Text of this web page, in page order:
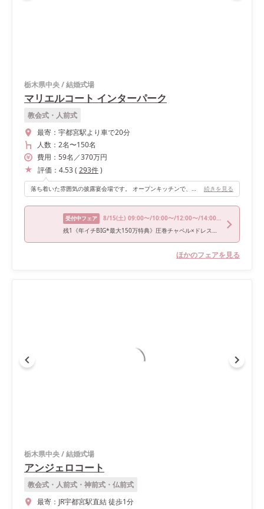
栃木県中央/結婚式場
マリエルコート インターパーク
教会式・人前式
最寄： 宇都宮駅より車で20分
人数： 2名〜150名
費用： 59名 ／370万円
評価： 4.53( 293件)
落ち着いた雰囲気の披露宴会場です。 オープンキッチンで、料理をしている姿が見えます。 招待人数はそこまで多くなかったけど、60人でも会場が空きすぎている様には見えなかったです。 入場する場所も3ヶ所あり、ゲストはどこから入場するか分からず驚いていました。 続きを見る
受付中フェア 8/15(土) 09:00〜/10:00〜/12:00〜/14:00〜/18:00〜
残1《年イチBIG*最大150万特典》圧巻チャペル×ドレス見学
ほかのフェアを見る
栃木県中央/結婚式場
アンジェロコート
教会式・人前式・神前式・仏前式
最寄： JR宇都宮駅直結 徒歩1分